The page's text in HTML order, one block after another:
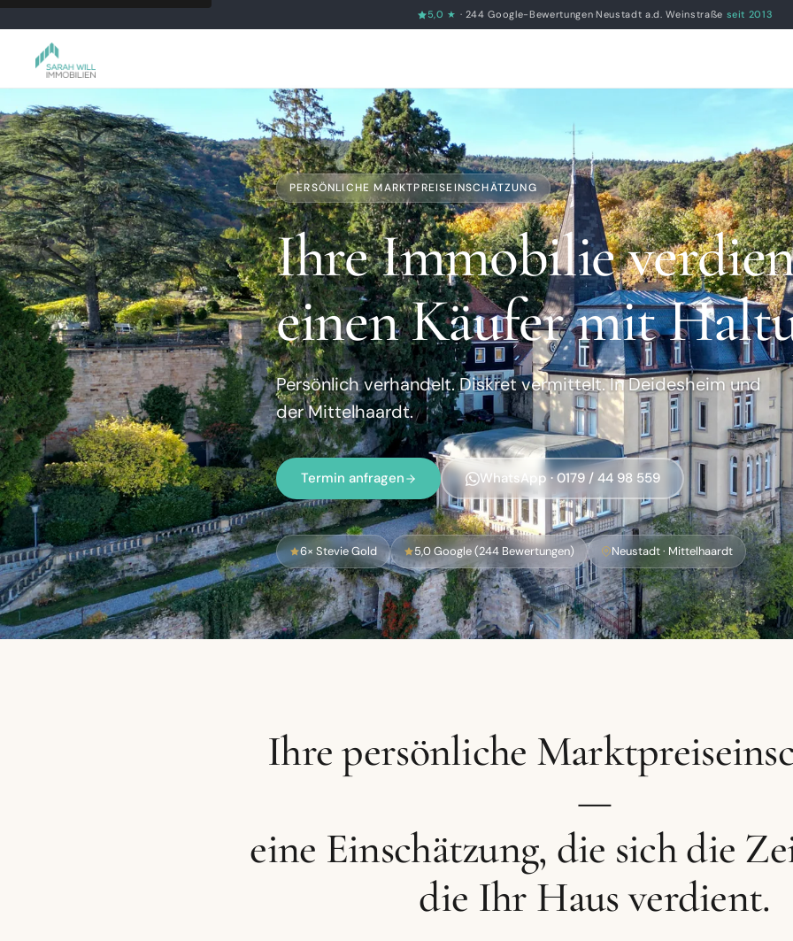
5,0 ★ · 244 Google-Bewertungen ·Neustadt a.d. Weinstraße seit 2013
PERSÖNLICHE MARKTPREISEINSCHÄTZUNG
Ihre Immobilie
einen Käufer mit
Persönlich verhandelt. Diskret vermittelt. In Deidesheim und
der Mittelhaardt.
Termin anfragen WhatsApp · 0179 / 44 98 559
6× Stevie Gold 5,0 Google (244 Bewertungen) Neustadt · Mittelhaardt
Ihre persönliche
—
eine Einschätzung, die sich die
die Ihr Haus verdient.